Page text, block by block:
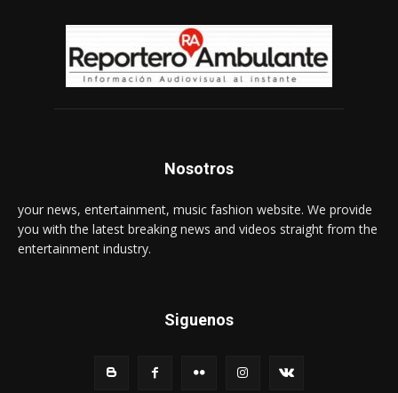
Nosotros
your news, entertainment, music fashion website. We provide
you with the latest breaking news and videos straight from the
entertainment industry.
Siguenos